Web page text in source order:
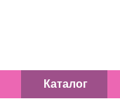
Каталог